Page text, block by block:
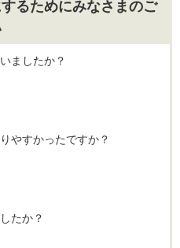
るためにみなさまのご
ましたか？
やすかったですか？
たか？